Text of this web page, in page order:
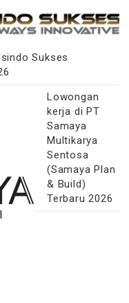
Sukses
Lowongan
kerja di PT
Samaya
Multikarya
Sentosa
(Samaya Plan
& Build)
Terbaru 2026